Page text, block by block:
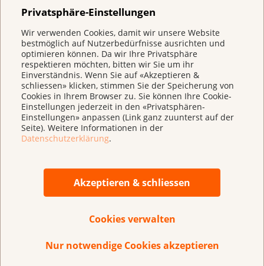
Privatsphäre-Einstellungen
Wir verwenden Cookies, damit wir unsere Website
bestmöglich auf Nutzerbedürfnisse ausrichten und
optimieren können. Da wir Ihre Privatsphäre
respektieren möchten, bitten wir Sie um ihr
Einverständnis. Wenn Sie auf «Akzeptieren &
schliessen» klicken, stimmen Sie der Speicherung von
Cookies in Ihrem Browser zu. Sie können Ihre Cookie-
Einstellungen jederzeit in den «Privatsphären-
Einstellungen» anpassen (Link ganz zuunterst auf der
Seite). Weitere Informationen in der
Datenschutzerklärung.
Akzeptieren & schliessen
Cookies verwalten
Nur notwendige Cookies akzeptieren
nacheinander
Auch wasserfeste Produkte nach dem Baden oder
Abreiben erneut auftragen
Seien Sie ein Vorbild und schützen Sie auch sich
selber vor UV-Strahlen